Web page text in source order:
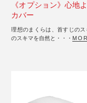
《オプション》心地
カバー
理想のまくらは、首すじの
のスキマを自然と・・・